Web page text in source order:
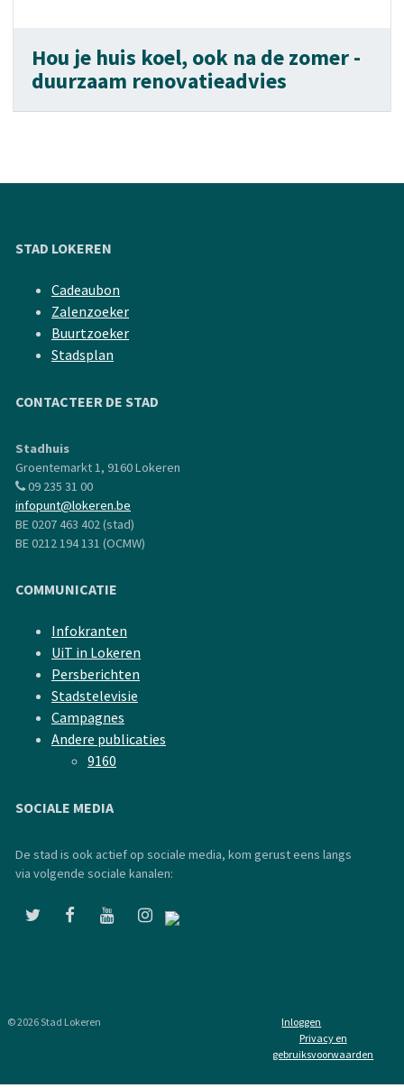
Hou je huis koel, ook na de zomer -
duurzaam renovatieadvies
STAD LOKEREN
Cadeaubon
Zalenzoeker
Buurtzoeker
Stadsplan
CONTACTEER DE STAD
Stadhuis
Groentemarkt 1, 9160 Lokeren
09 235 31 00
infopunt@lokeren.be
BE 0207 463 402 (stad)
BE 0212 194 131 (OCMW)
COMMUNICATIE
Infokranten
UiT in Lokeren
Persberichten
Stadstelevisie
Campagnes
Andere publicaties
9160
SOCIALE MEDIA
De stad is ook actief op sociale media, kom gerust eens langs
via volgende sociale kanalen:
© 2026 Stad Lokeren
Inloggen
Privacy en
gebruiksvoorwaarden